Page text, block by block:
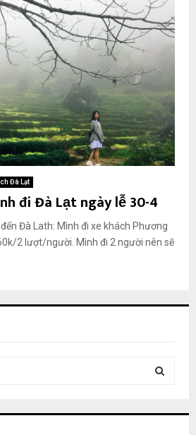
Đà Lạt
đi Đà Lạt ngày lễ 30-4
Đà Lath: Mình đi xe khách Phương
2 lượt/người. Mình đi 2 người nên sẽ